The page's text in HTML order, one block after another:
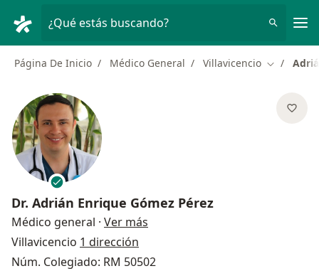
¿Qué estás buscando?
Página De Inicio Médico General Villavicencio Cambiar
Dr. Adrián Enrique Gómez Pérez
Médico general · Ver más
Villavicencio 1 dirección
Núm. Colegiado: RM 50502